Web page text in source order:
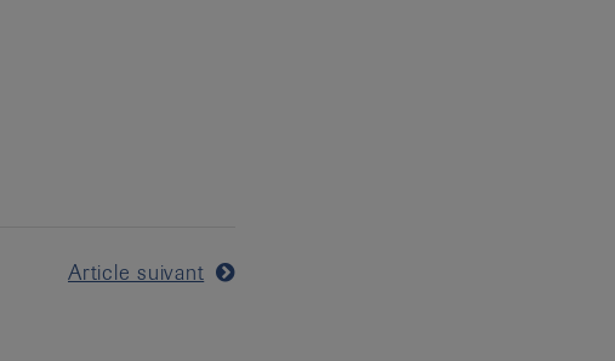
Article suivant